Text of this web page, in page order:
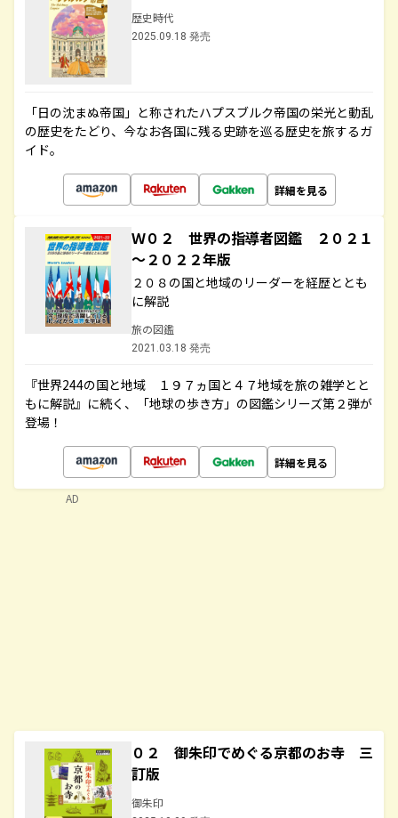
歴史時代
2025.09.18 発売
「日の沈まぬ帝国」と称されたハプスブルク帝国の栄光と動乱
の歴史をたどり、今なお各国に残る史跡を巡る歴史を旅するガ
イド。
詳細を見る
Ｗ０２ 世界の指導者図鑑 ２０２１
～２０２２年版
２０８の国と地域のリーダーを経歴ととも
に解説
旅の図鑑
2021.03.18 発売
『世界244の国と地域 １９７ヵ国と４７地域を旅の雑学とと
もに解説』に続く、「地球の歩き方」の図鑑シリーズ第２弾が
登場！
詳細を見る
０２ 御朱印でめぐる京都のお寺 三
訂版
御朱印
AD